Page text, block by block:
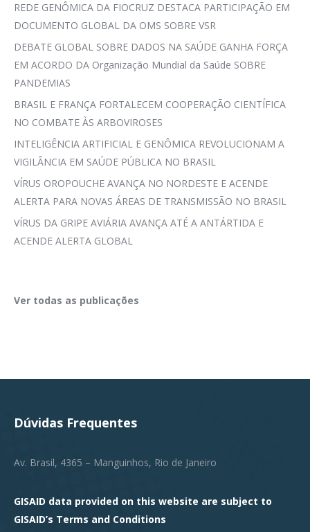
REDE GENÔMICA DA FIOCRUZ DESTACA PARTICIPAÇÃO EM
DOCUMENTO GLOBAL DA OMS SOBRE VSR
DEBATE GLOBAL SOBRE DADOS NA SAÚDE GANHA FORÇA
EM ACORDO DA Organização Mundial da Saúde SOBRE
PANDEMIAS
BRASIL E FRANÇA FORTALECEM COOPERAÇÃO CIENTÍFICA
NO COMBATE ÀS ARBOVIROSES
INTELIGÊNCIA ARTIFICIAL E GENÔMICA REVOLUCIONAM A
VIGILÂNCIA EM SAÚDE PÚBLICA NO BRASIL
VÍRUS OROPOUCHE AVANÇA NO NORDESTE E ACENDE
ALERTA PARA NOVAS ÁREAS DE TRANSMISSÃO NO BRASIL
VÍRUS DA GRIPE AVIÁRIA AVANÇA ATÉ A ANTÁRTIDA E
ACENDE ALERTA GLOBAL
Ver todas as publicações
Dúvidas Frequentes
Av. Brasil, 4365 – Manguinhos, Rio de Janeiro
GISAID data provided on this website are subject to
GISAID’s Terms and Conditions